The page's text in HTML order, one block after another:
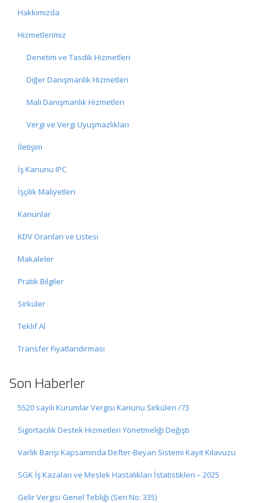
Hakkımızda
Hizmetlerimiz
Denetim ve Tasdik Hizmetleri
Diğer Danışmanlık Hizmetleri
Mali Danışmanlık Hizmetleri
Vergi ve Vergi Uyuşmazlıkları
İletişim
İş Kanunu IPC
İşçilik Maliyetleri
Kanunlar
KDV Oranları ve Listesi
Makaleler
Pratik Bilgiler
Sirküler
Teklif Al
Transfer Fiyatlandırması
Son Haberler
5520 sayılı Kurumlar Vergisi Kanunu Sirküleri /73
Sigortacılık Destek Hizmetleri Yönetmeliği Değişti
Varlık Barışı Kapsamında Defter-Beyan Sistemi Kayıt Kılavuzu
SGK İş Kazaları ve Meslek Hastalıkları İstatistikleri – 2025
Gelir Vergisi Genel Tebliği (Seri No: 335)